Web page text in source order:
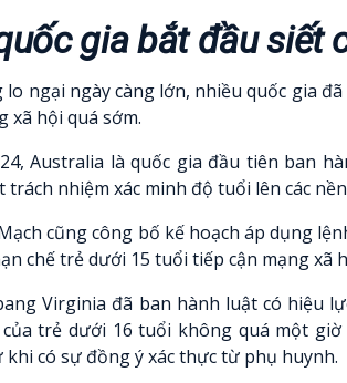
gia bắt đầu siết
ngại ngày càng lớn, nhiều quốc gia
xã hội quá sớm.
Australia là quốc gia đầu tiên ban
nhiệm xác minh độ tuổi lên các
cũng công bố kế hoạch áp dụng
chế trẻ dưới 15 tuổi tiếp cận mạng xã
Virginia đã ban hành luật có hiệu
trẻ dưới 16 tuổi không quá một
có sự đồng ý xác thực từ phụ huynh.